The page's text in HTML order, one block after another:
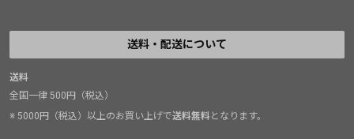
送料・配送について
送料
全国一律 500円（税込）
※ 5000円（税込）以上のお買い上げで送料無料となります。